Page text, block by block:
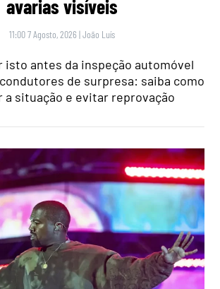
avarias visíveis
11:00 7 Agosto, 2026 |João Luís
isto antes da inspeção automóvel
de surpresa: saiba como
a situação e evitar reprovação